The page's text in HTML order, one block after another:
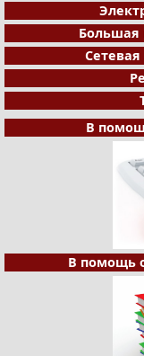
Большая
В
В помощь